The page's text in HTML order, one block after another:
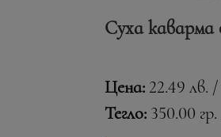
Суха
Цена: 22.49 лв.
Тегло: 350.00 гр.